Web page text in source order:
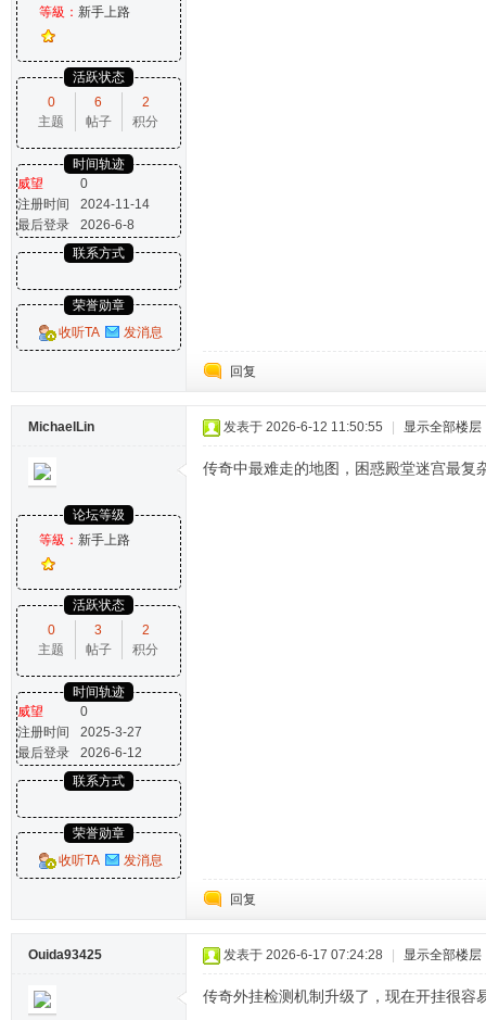
等級： 新手上路
活跃状态
0
主题
6
帖子
2
积分
时间轨迹
威望
0
注册时间
2024-11-14
最后登录
2026-6-8
联系方式
荣誉勋章
收听TA
发消息
回复
MichaelLin
论坛等级
等級： 新手上路
活跃状态
0
主题
3
帖子
2
积分
时间轨迹
威望
0
注册时间
2025-3-27
最后登录
2026-6-12
联系方式
荣誉勋章
收听TA
发消息
发表于 2026-6-12 11:50:55 显示全部楼层
传奇中最难走的地图，困惑殿堂迷宫最复
回复
Ouida93425 发表于 2026-6-17 07:24:28 显示全部楼层
传奇外挂检测机制升级了，现在开挂很容